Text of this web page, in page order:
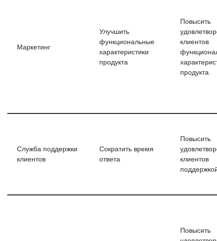
Маркетинг
Улучшить
функциональные
характеристики
продукта
Повысить
клиентов
продукта
Служба поддержки
клиентов
Сократить время
ответа
Повысить
клиентов
Повысить